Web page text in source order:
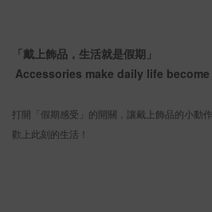
「戴上飾品，生活就是假期」
Accessories make daily life become
打開「假期感受」的開關，讓戴上飾品的小動
歡上此刻的生活！